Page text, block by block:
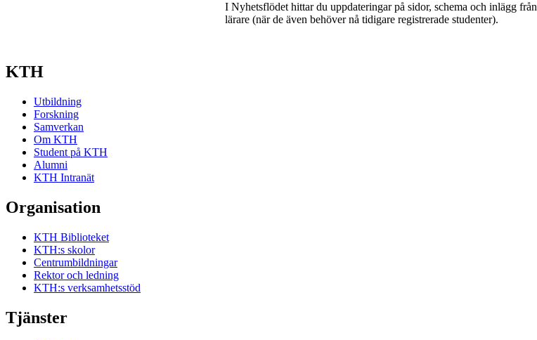
I Nyhetsflödet hittar du uppdateringar på sidor, schema och inlägg från
lärare (när de även behöver nå tidigare registrerade studenter).
KTH
Utbildning
Forskning
Samverkan
Om KTH
Student på KTH
Alumni
KTH Intranät
Organisation
KTH Biblioteket
KTH:s skolor
Centrumbildningar
Rektor och ledning
KTH:s verksamhetsstöd
Tjänster